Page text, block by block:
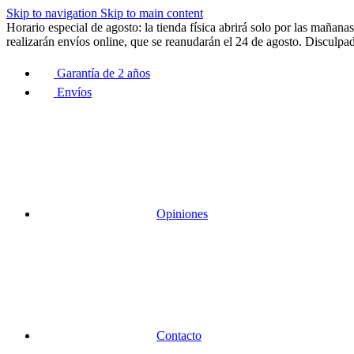
Skip to navigation Skip to main content
Horario especial de agosto: la tienda física abrirá solo por las
realizarán envíos online, que se reanudarán el 24 de agosto.
Garantía de 2 años
Envíos
Opiniones
Contacto